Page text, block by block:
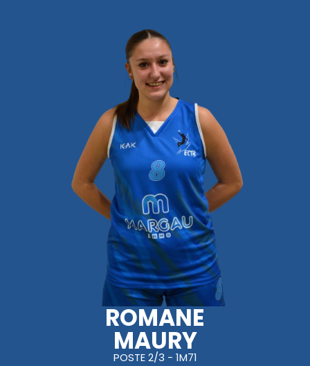
ROMANE
MAURY
POSTE 2/3 - 1M71